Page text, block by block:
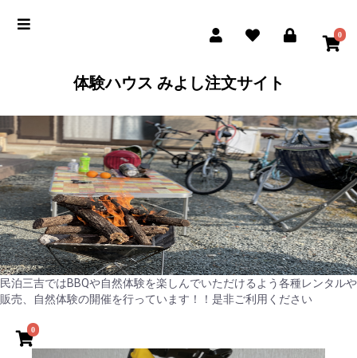
0
体験ハウス みよし注文サイト
民泊三吉ではBBQや自然体験を楽しんでいただけるよう各種レンタルや
販売、自然体験の開催を行っています！！是非ご利用ください
0